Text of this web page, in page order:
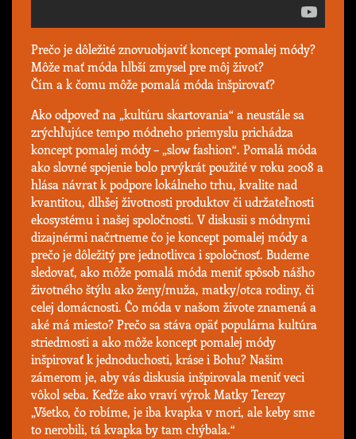
Prečo je dôležité znovuobjaviť koncept pomalej módy?
Môže mať móda hlbší zmysel pre môj život?
Čím a k čomu môže pomalá móda inšpirovať?
Ako odpoveď na „kultúru skartovania“ a neustále sa
zrýchľujúce tempo módneho priemyslu prichádza
koncept pomalej módy – „slow fashion“. Pomalá móda
ako slovné spojenie bolo prvýkrát použité v roku 2008 a
hlása návrat k podpore lokálneho trhu, kvalite nad
kvantitou, dlhšej životnosti produktov či udržateľnosti
ekosystému i našej spoločnosti. V diskusii s módnymi
dizajnérmi načrtneme čo je koncept pomalej módy a
prečo je dôležitý pre jednotlivca i spoločnosť. Budeme
sledovať, ako môže pomalá móda meniť spôsob nášho
životného štýlu ako ženy/muža, matky/otca rodiny, či
celej domácnosti. Čo móda v našom živote znamená a
aké má miesto? Prečo sa stáva opäť populárna kultúra
striedmosti a ako môže koncept pomalej módy
inšpirovať k jednoduchosti, kráse i Bohu? Našim
zámerom je, aby vás diskusia inšpirovala meniť veci
vôkol seba. Keďže ako vraví výrok Matky Terezy
„Všetko, čo robíme, je iba kvapka v mori, ale keby sme
to nerobili, tá kvapka by tam chýbala.“